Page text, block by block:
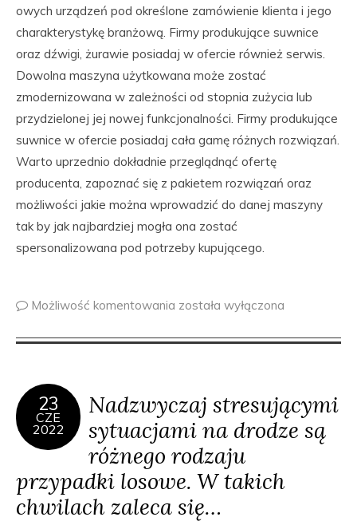
owych urządzeń pod określone zamówienie klienta i jego
charakterystykę branżową. Firmy produkujące suwnice
oraz dźwigi, żurawie posiadaj w ofercie również serwis.
Dowolna maszyna użytkowana może zostać
zmodernizowana w zależności od stopnia zużycia lub
przydzielonej jej nowej funkcjonalności. Firmy produkujące
suwnice w ofercie posiadaj cała gamę różnych rozwiązań.
Warto uprzednio dokładnie przeglądnąć ofertę
producenta, zapoznać się z pakietem rozwiązań oraz
możliwości jakie można wprowadzić do danej maszyny
tak by jak najbardziej mogła ona zostać
spersonalizowana pod potrzeby kupującego.
Możliwość komentowania została wyłączona
23
CZE
2022
Nadzwyczaj stresującymi
sytuacjami na drodze są
różnego rodzaju
przypadki losowe. W takich
chwilach zaleca się…